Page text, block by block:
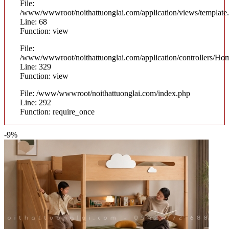
File:
/www/wwwroot/noithattuonglai.com/application/views/
Line: 68
Function: view
File:
/www/wwwroot/noithattuonglai.com/application/controllers/
Line: 329
Function: view
File: /www/wwwroot/noithattuonglai.com/index.php
Line: 292
Function: require_once
-9%